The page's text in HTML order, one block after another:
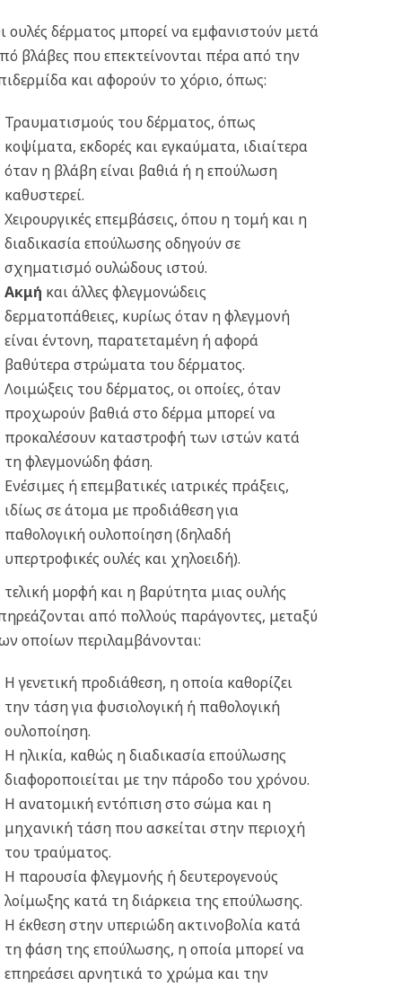
ουλές δέρματος μπορεί να εμφανιστούν μετά
βλάβες που επεκτείνονται πέρα από την
και αφορούν το χόριο, όπως:
Τραυματισμούς του δέρματος, όπως
κοψίματα, εκδορές και εγκαύματα, ιδιαίτερα
όταν η βλάβη είναι βαθιά ή η επούλωση
καθυστερεί.
Χειρουργικές επεμβάσεις, όπου η τομή και η
διαδικασία επούλωσης οδηγούν σε
σχηματισμό ουλώδους ιστού.
Ακμή και άλλες φλεγμονώδεις
δερματοπάθειες, κυρίως όταν η φλεγμονή
είναι έντονη, παρατεταμένη ή αφορά
βαθύτερα στρώματα του δέρματος.
Λοιμώξεις του δέρματος, οι οποίες, όταν
προχωρούν βαθιά στο δέρμα μπορεί να
προκαλέσουν καταστροφή των ιστών κατά
τη φλεγμονώδη φάση.
Ενέσιμες ή επεμβατικές ιατρικές πράξεις,
ιδίως σε άτομα με προδιάθεση για
παθολογική ουλοποίηση (δηλαδή
υπερτροφικές ουλές και χηλοειδή).
μορφή και η βαρύτητα μιας ουλής
από πολλούς παράγοντες, μεταξύ
οποίων περιλαμβάνονται:
Η γενετική προδιάθεση, η οποία καθορίζει
την τάση για φυσιολογική ή παθολογική
ουλοποίηση.
Η ηλικία, καθώς η διαδικασία επούλωσης
διαφοροποιείται με την πάροδο του χρόνου.
Η ανατομική εντόπιση στο σώμα και η
μηχανική τάση που ασκείται στην περιοχή
του τραύματος.
Η παρουσία φλεγμονής ή δευτερογενούς
λοίμωξης κατά τη διάρκεια της επούλωσης.
Η έκθεση στην υπεριώδη ακτινοβολία κατά
τη φάση της επούλωσης, η οποία μπορεί να
επηρεάσει αρνητικά το χρώμα και την